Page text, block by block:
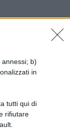
b)
in
tutti qui di
rifiutare